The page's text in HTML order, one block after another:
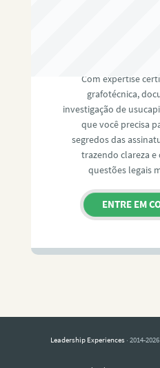
Com expertise
grafotécnica,
investigação de
que você precisa
segredos das
trazendo clareza
questões legais
ENTRE EM
Leadership Experiences · 2014-